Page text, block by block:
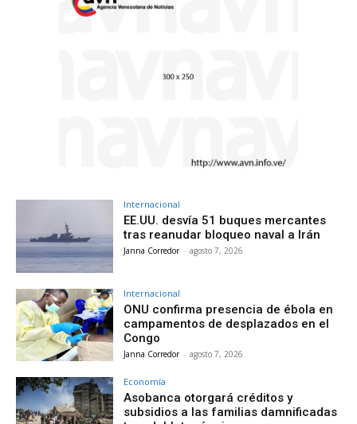
Internacional
EE.UU. desvía 51 buques mercantes
tras reanudar bloqueo naval a Irán
Janna Corredor - agosto 7, 2026
Internacional
ONU confirma presencia de ébola en
campamentos de desplazados en el
Congo
Janna Corredor - agosto 7, 2026
Economía
Asobanca otorgará créditos y
subsidios a las familias damnificadas